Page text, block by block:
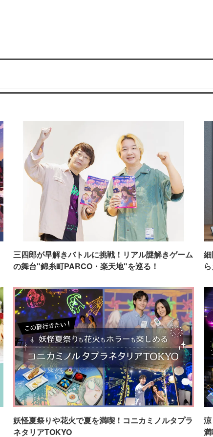
三四郎が早解きバトルに挑戦！リアル謎解きゲーム
の舞台"錦糸町PARCO・楽天地"を巡る！
妖怪夏祭りや花火で夏を満喫！コニカミノルタプラ
ネタリアTOKYO